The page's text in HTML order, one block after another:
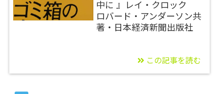
中に 』レイ・クロック
ロバード・アンダーソン共
著・日本経済新聞出版社
この記事を読む